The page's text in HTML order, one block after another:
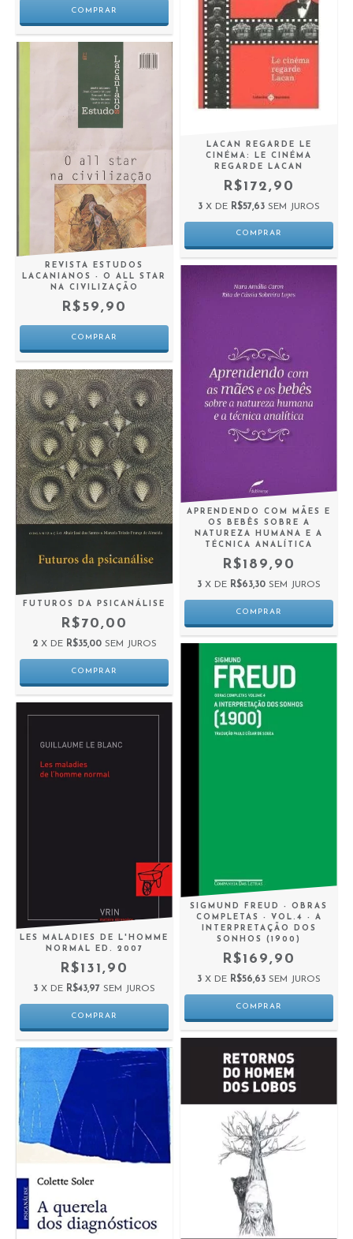
REVISTA ESTUDOS
LACANIANOS - O ALL STAR
NA CIVILIZAÇÃO
R$59,90
LACAN REGARDE LE
CINÉMA: LE CINÉMA
REGARDE LACAN
R$172,90
3 X DE R$57,63 SEM JUROS
FUTUROS DA PSICANÁLISE
R$70,00
2 X DE R$35,00 SEM JUROS
APRENDENDO COM MÃES E
OS BEBÊS SOBRE A
NATUREZA HUMANA E A
TÉCNICA ANALÍTICA
R$189,90
3 X DE R$63,30 SEM JUROS
LES MALADIES DE L'HOMME
NORMAL ED. 2007
R$131,90
3 X DE R$43,97 SEM JUROS
SIGMUND FREUD - OBRAS
COMPLETAS - VOL.4 - A
INTERPRETAÇÃO DOS
SONHOS (1900)
R$169,90
3 X DE R$56,63 SEM JUROS